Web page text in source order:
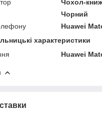
Чохол-
Чорний
Huawei
характеристики
Huawei